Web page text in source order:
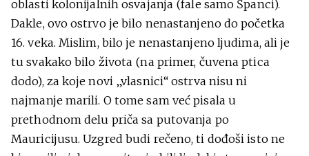
oblasti kolonijalnih osvajanja (fale samo Španci).
Dakle, ovo ostrvo je bilo nenastanjeno do početka
16. veka. Mislim, bilo je nenastanjeno ljudima, ali je
tu svakako bilo života (na primer, čuvena ptica
dodo), za koje novi „vlasnici“ ostrva nisu ni
najmanje marili. O tome sam već pisala u
prethodnom delu priča sa putovanja po
Mauricijusu. Uzgred budi rečeno, ti dođoši isto ne